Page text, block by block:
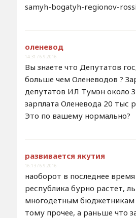
samyh-bogatyh-regionov-
оленевод
14:31 / 6.9.2016
Вы знаете что Депутатов
больше чем Оленеводов ?
депутатов ИЛ Тумэн около
зарплата Оленевода 20 тыс
Это по вашему нормально?
развивается якутия
16:13 / 6.9.2016
наоборот в последнее
республика бурно растет,
многодетным бюджетникам
тому прочее, а раньше что